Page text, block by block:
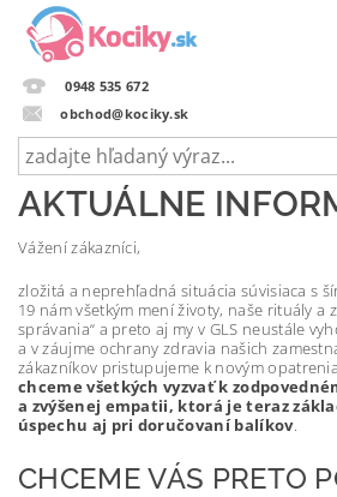
0948 535 672
obchod@kociky.sk
AKTUÁLNE
Vážení zákazníci,
zložitá a neprehľadná situácia súvisiaca s
19 nám všetkým mení životy, naše rituály a
správania“ a preto aj my v GLS neustále
a v záujme ochrany zdravia našich
zákazníkov pristupujeme k novým
chceme všetkých vyzvať k
a zvýšenej empatii, ktorá je teraz
úspechu aj pri doručovaní balíkov.
CHCEME VÁS PRETO